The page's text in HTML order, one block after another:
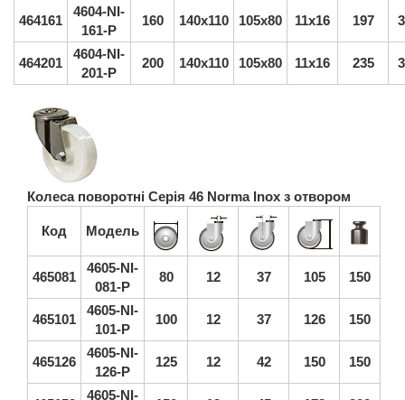
464161
4604-NI-
161-P
160 140x110 105x80 11x16 197
464201
4604-NI-
201-P
200 140x110 105x80 11x16 235
Колеса поворотні Серія 46 Norma Inox з отвором
Код Модель
465081
4605-NI-
081-P
80 12 37 105 150
465101
4605-NI-
101-P
100 12 37 126 150
465126
4605-NI-
126-P
125 12 42 150 150
4605-NI-